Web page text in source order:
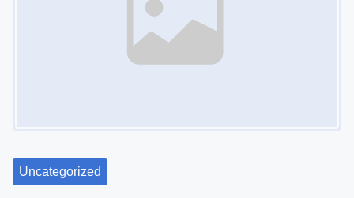
Uncategorized